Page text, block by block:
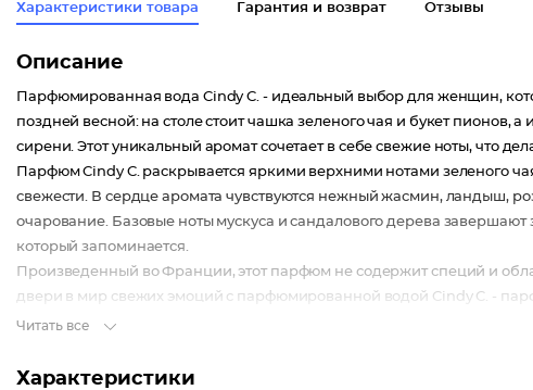
Характеристики товара Гарантия и возврат Отзывы
Описание
Парфюмированная вода Cindy C. - идеальный выбор для женщин,
поздней весной: на столе стоит чашка зеленого чая и букет пионов,
сирени. Этот уникальный аромат сочетает в себе свежие ноты, что
Парфюм Cindy C. раскрывается яркими верхними нотами зеленого
свежести. В сердце аромата чувствуются нежный жасмин, ландыш,
очарование. Базовые ноты мускуса и сандалового дерева
который запоминается.
Произведенный во Франции, этот парфюм не содержит специй и
двери в мир свежих эмоций с парфюмированной водой Cindy C. -
Читать все
Характеристики